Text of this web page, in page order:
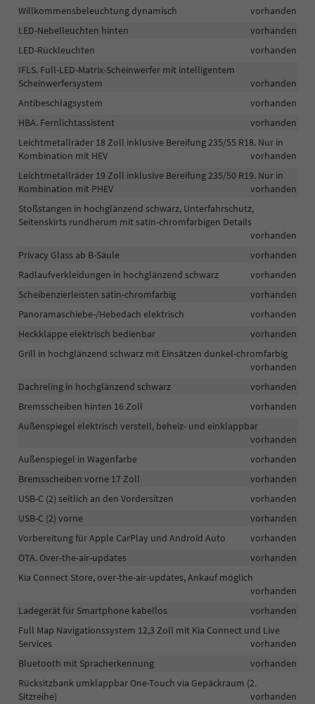
Willkommensbeleuchtung dynamisch
vorhanden
LED-Nebelleuchten hinten
vorhanden
LED-Rückleuchten
vorhanden
IFLS. Full-LED-Matrix-Scheinwerfer mit intelligentem
Scheinwerfersystem
vorhanden
Antibeschlagsystem
vorhanden
HBA. Fernlichtassistent
vorhanden
Leichtmetallräder 18 Zoll inklusive Bereifung 235/55 R18. Nur in
Kombination mit HEV
vorhanden
Leichtmetallräder 19 Zoll inklusive Bereifung 235/50 R19. Nur in
Kombination mit PHEV
vorhanden
Stoßstangen in hochglänzend schwarz, Unterfahrschutz,
Seitenskirts rundherum mit satin-chromfarbigen Details
vorhanden
Privacy Glass ab B-Säule
vorhanden
Radlaufverkleidungen in hochglänzend schwarz
vorhanden
Scheibenzierleisten satin-chromfarbig
vorhanden
Panoramaschiebe-/Hebedach elektrisch
vorhanden
Heckklappe elektrisch bedienbar
vorhanden
Grill in hochglänzend schwarz mit Einsätzen dunkel-chromfarbig
vorhanden
Dachreling in hochglänzend schwarz
vorhanden
Bremsscheiben hinten 16 Zoll
vorhanden
Außenspiegel elektrisch verstell, beheiz- und einklappbar
vorhanden
Außenspiegel in Wagenfarbe
vorhanden
Bremsscheiben vorne 17 Zoll
vorhanden
USB-C (2) seitlich an den Vordersitzen
vorhanden
USB-C (2) vorne
vorhanden
Vorbereitung für Apple CarPlay und Android Auto
vorhanden
OTA. Over-the-air-updates
vorhanden
Kia Connect Store, over-the-air-updates, Ankauf möglich
vorhanden
Ladegerät für Smartphone kabellos
vorhanden
Full Map Navigationssystem 12,3 Zoll mit Kia Connect und Live
Services
vorhanden
Bluetooth mit Spracherkennung
vorhanden
Rücksitzbank umklappbar One-Touch via Gepäckraum (2.
Sitzreihe)
vorhanden